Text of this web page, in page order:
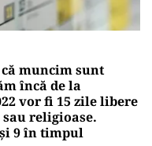
muncim sunt
încă de la
vor fi 15 zile libere
religioase.
9 în timpul